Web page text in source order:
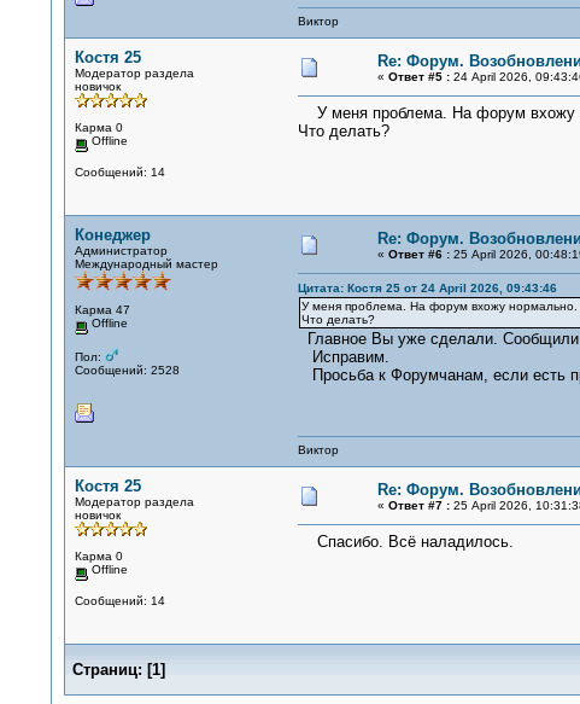
Виктор
Костя 25
Модератор раздела
новичок
Карма 0
Offline
Сообщений: 14
Re: Форум.
« Ответ #5 :24 April 2026,
У меня проблема. На форум вхожу
Что делать?
Конеджер
Администратор
Международный мастер
Карма 47
Offline
Пол:
Сообщений: 2528
Re: Форум.
« Ответ #6 :25 April 2026,
Цитата: Костя 25 от 24 April 2026, 09:43:46
У меня проблема. На форум вхожу нормально.
Что делать?
Главное Вы уже сделали.
Исправим.
Просьба к Форумчанам, если есть
Виктор
Костя 25
Модератор раздела
новичок
Карма 0
Offline
Сообщений: 14
Re: Форум.
« Ответ #7 :25 April 2026,
Спасибо. Всё наладилось.
Страниц: [1]